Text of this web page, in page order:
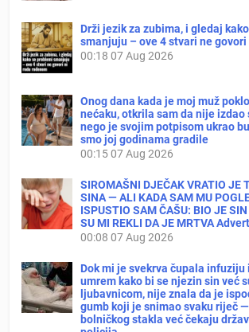
Drži jezik za zubima, i gledaj
smanjuju – ove 4 stvari ne
00:18 07 Aug 2026
Onog dana kada je moj muž
nećaku, otkrila sam da nije izdao
nego je svojim potpisom ukrao
smo joj godinama gradile
00:1507 Aug 2026
SIROMAŠNI DJEČAK VRATIO JE
SINA — ALI KADA SAM MU
ISPUSTIO SAM ČAŠU: BIO JE
SU MI REKLI DA JE MRTVA
00:08 07 Aug 2026
Dok mi je svekrva čupala infuziju
umrem kako bi se njezin sin već
ljubavnicom, nije znala da je
gumb koji je snimao svaku riječ
bolničkog stakla već čekaju